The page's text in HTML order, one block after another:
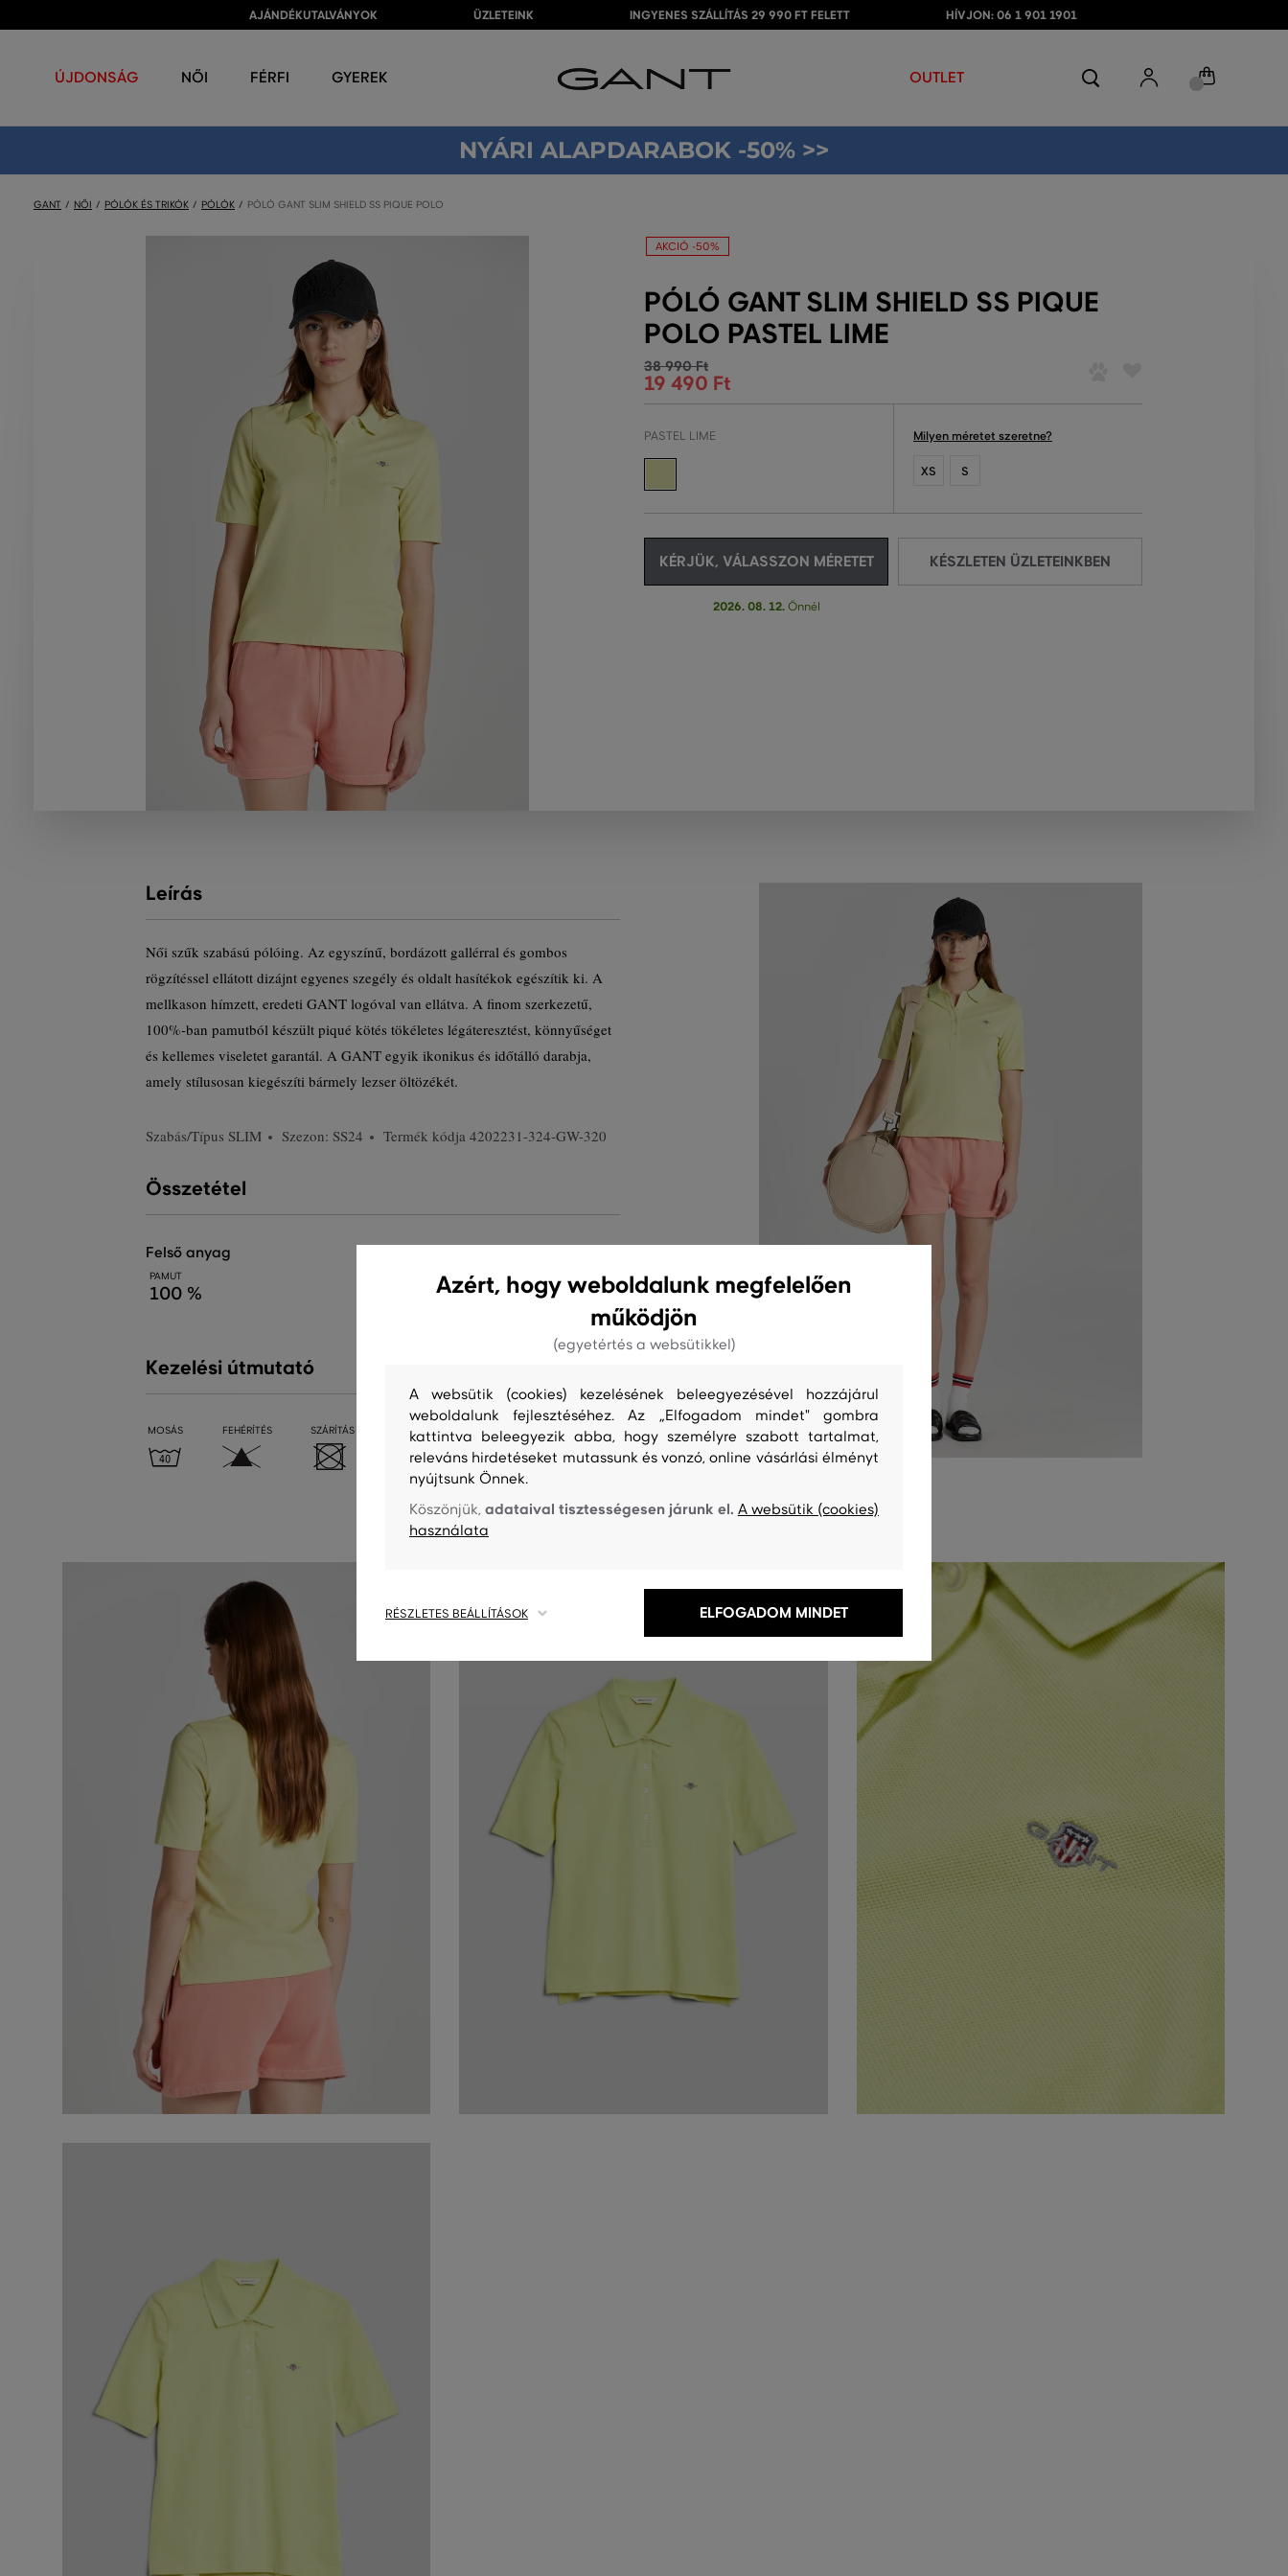
AJÁNDÉKUTALVÁNYOK ÜZLETEINK INGYENES SZÁLLÍTÁS 29 990 FT FELETT HÍVJON: 06 1 901 1901
ÚJDONSÁG NŐI FÉRFI GYEREK OUTLET
NYÁRI ALAPDARABOK -50% >>
GANT NŐI PÓLÓK ÉS TRIKÓK PÓLÓK PÓLÓ GANT SLIM SHIELD SS PIQUE POLO
AKCIÓ -50%
PÓLÓ GANT SLIM SHIELD SS PIQUE
POLO PASTEL LIME
38 990 Ft
19 490 Ft
PASTEL LIME Milyen méretet szeretne?
XS S
KÉRJÜK, VÁLASSZON MÉRETET
2026. 08. 12.Önnél
KÉSZLETEN ÜZLETEINKBEN
Leírás
Női szűk szabású pólóing. Az egyszínű, bordázott gallérral és gombos
rögzítéssel ellátott dizájnt egyenes szegély és oldalt hasítékok egészítik ki. A
mellkason hímzett, eredeti GANT logóval van ellátva. A finom szerkezetű,
100%-ban pamutból készült piqué kötés tökéletes légáteresztést, könnyűséget
és kellemes viseletet garantál. A GANT egyik ikonikus és időtálló darabja,
amely stílusosan kiegészíti bármely lezser öltözékét.
Szabás/Típus SLIM Szezon: SS24 Termék kódja 4202231-324-GW-320
Összetétel
felső anyag
PAMUT
100 %
Kezelési útmutató
MOSÁS FEHÉRÍTÉS SZÁRÍTÁS VASALÁS TISZTÍTÁS
Azért, hogy weboldalunk megfelelően
működjön
(egyetértés a websütikkel)
A websütik (cookies) kezelésének beleegyezésével hozzájárul
weboldalunk fejlesztéséhez. Az „Elfogadom mindet" gombra
kattintva beleegyezik abba, hogy személyre szabott tartalmat,
releváns hirdetéseket mutassunk és vonzó, online vásárlási élményt
nyújtsunk Önnek.
Köszönjük,adataival tisztességesen járunk el. A websütik (cookies)
használata
RÉSZLETES BEÁLLÍTÁSOK ELFOGADOM MINDET